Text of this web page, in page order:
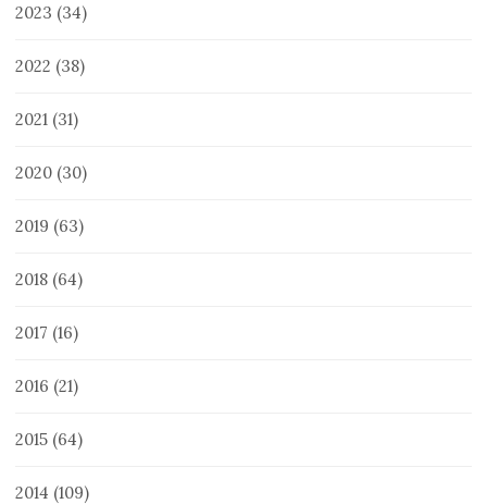
2023 (34)
2022 (38)
2021 (31)
2020 (30)
2019 (63)
2018 (64)
2017 (16)
2016 (21)
2015 (64)
2014 (109)